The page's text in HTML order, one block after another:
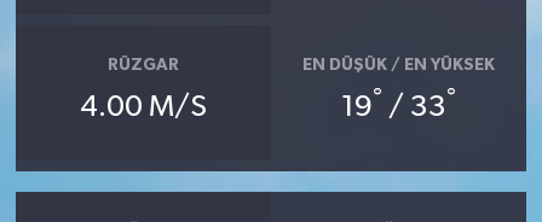
RÜZGAR
4.00 M/S
EN DÜŞÜK / EN YÜKSEK
19° / 33°